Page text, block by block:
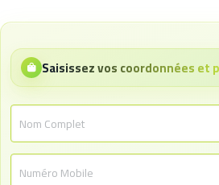
Saisissez vos coordonnées et